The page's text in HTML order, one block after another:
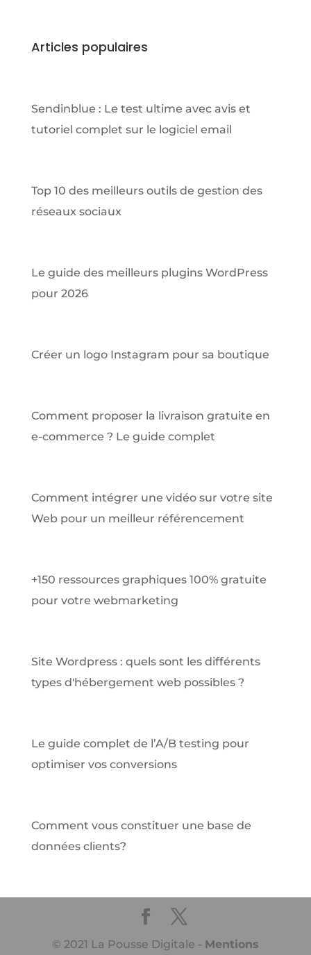
Articles populaires
Sendinblue : Le test ultime avec avis et
tutoriel complet sur le logiciel email
Top 10 des meilleurs outils de gestion des
réseaux sociaux
Le guide des meilleurs plugins WordPress
pour 2026
Créer un logo Instagram pour sa boutique
Comment proposer la livraison gratuite en
e-commerce ? Le guide complet
Comment intégrer une vidéo sur votre site
Web pour un meilleur référencement
+150 ressources graphiques 100% gratuite
pour votre webmarketing
Site Wordpress : quels sont les différents
types d'hébergement web possibles ?
Le guide complet de l’A/B testing pour
optimiser vos conversions
Comment vous constituer une base de
données clients?
© 2021 La Pousse Digitale - Mentions